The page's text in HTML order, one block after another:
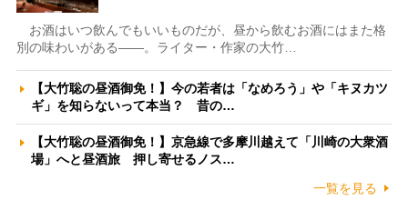
お酒はいつ飲んでもいいものだが、昼から飲むお酒にはまた格
別の味わいがある――。ライター・作家の大竹…
【大竹聡の昼酒御免！】今の若者は「なめろう」や「キヌカツ
ギ」を知らないって本当？ 昔の…
【大竹聡の昼酒御免！】京急線で多摩川越えて「川崎の大衆酒
場」へと昼酒旅 押し寄せるノス…
一覧を見る